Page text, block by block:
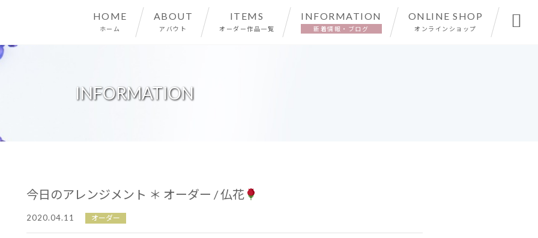
HOME
ホーム
ABOUT
アバウト
ITEMS
オーダー作品一覧
INFORMATION
新着情報・ブログ
ONLINE SHOP
オンラインショップ 
INFORMATION
今日のアレンジメント ＊ オーダー / 仏花
2020.04.11 オーダー